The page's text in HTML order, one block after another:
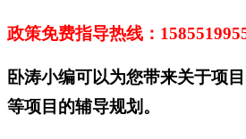
政策免费指导热线：
卧涛小编可以为您带来关于项
等项目的辅导规划。